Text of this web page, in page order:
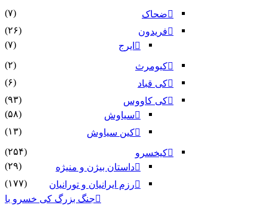
ضحاک
(۷)
فریدون
(۲۶)
ایرج
(۷)
کیومرث
(۲)
کی قباد
(۶)
کی کاووس
(۹۳)
سیاوش
(۵۸)
کین سیاوش
(۱۳)
کیخسرو
(۲۵۴)
داستان بیژن و منیژه
(۲۹)
رزم ایرانیان و تورانیان
(۱۷۷)
جنگ بزرگ کی خسرو با